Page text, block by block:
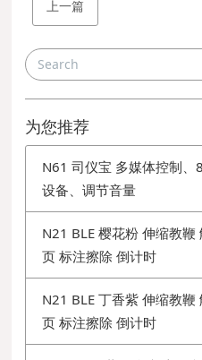
上一篇
为您推荐
N61 司仪宝 多媒体控制
设备、调节音量
N21 BLE 樱花粉 伸缩教
页 标注擦除 倒计时
N21 BLE 丁香紫 伸缩教
页 标注擦除 倒计时